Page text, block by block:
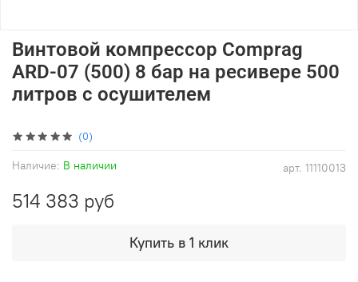
(0)
арт. 11110013
Наличие: В наличии
Винтовой компрессор Comprag
ARD-07 (500) 8 бар на ресивере 500
литров с осушителем
514 383 руб
Купить в 1 клик